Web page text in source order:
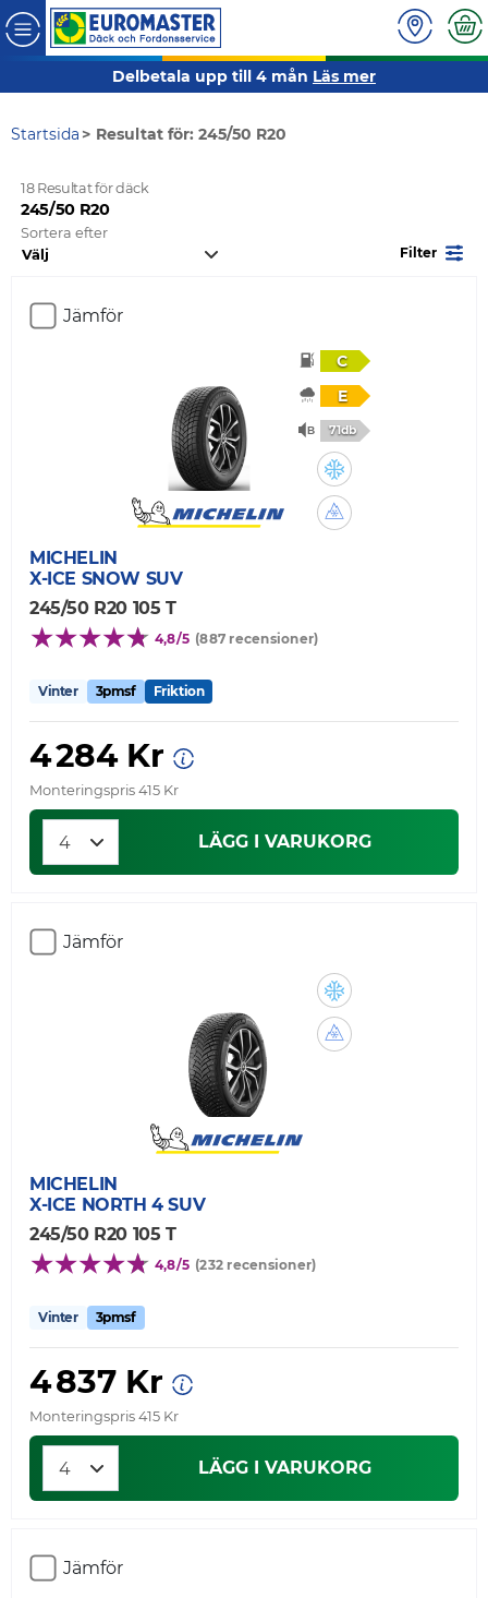
Delbetala upp till 4 mån Läs mer
Startsida Resultat för: 245/50 R20
18 Resultat för däck
245/50 R20
Sortera efter
Filter
Jämför
C
E
71db
MICHELIN
X-ICE SNOW SUV
245/50 R20 105 T
4,8/5 (887 recensioner)
Vinter 3pmsf Friktion
4 284 Kr
Monteringspris 415 Kr
LÄGG I VARUKORG
Jämför
MICHELIN
X-ICE NORTH 4 SUV
245/50 R20 105 T
4,8/5 (232 recensioner)
Vinter 3pmsf
4 837 Kr
Monteringspris 415 Kr
LÄGG I VARUKORG
Jämför